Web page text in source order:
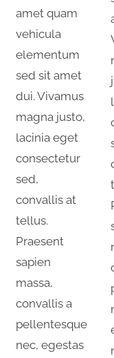
amet quam
vehicula
elementum
sed sit amet
dui. Vivamus
magna justo,
lacinia eget
consectetur
sed,
convallis at
tellus.
Praesent
sapien
massa,
convallis a
pellentesque
nec, egestas